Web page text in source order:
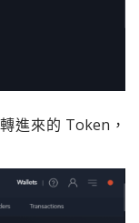
進來的 Token，